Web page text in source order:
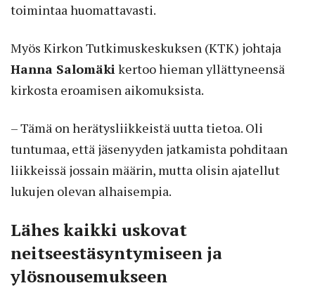
toimintaa huomattavasti.
Myös Kirkon Tutkimuskeskuksen (KTK) johtaja
Hanna Salomäki kertoo hieman yllättyneensä
kirkosta eroamisen aikomuksista.
– Tämä on herätysliikkeistä uutta tietoa. Oli
tuntumaa, että jäsenyyden jatkamista pohditaan
liikkeissä jossain määrin, mutta olisin ajatellut
lukujen olevan alhaisempia.
Lähes kaikki uskovat
neitseestäsyntymiseen ja
ylösnousemukseen